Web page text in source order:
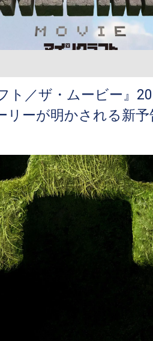
ト／ザ・ムービー』
リーが明かされる新予